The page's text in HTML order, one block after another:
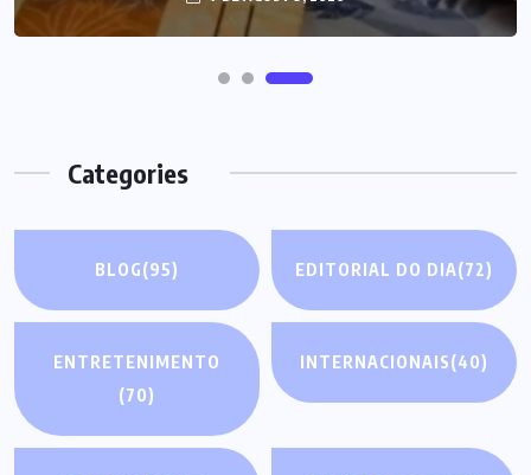
Categories
BLOG(95) EDITORIAL DO DIA(72)
ENTRETENIMENTO
(70)
INTERNACIONAIS(40)